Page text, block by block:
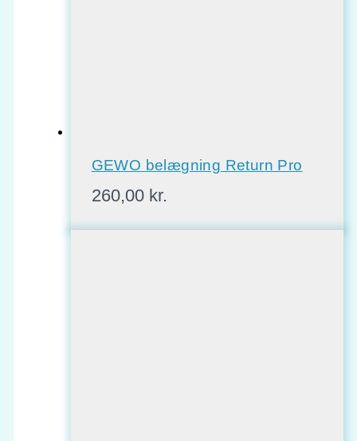
GEWO belægning Return Pro
260,00 kr.